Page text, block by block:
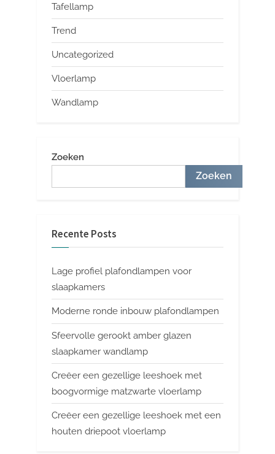
Tafellamp
Trend
Uncategorized
Vloerlamp
Wandlamp
Zoeken
Zoeken
Recente Posts
Lage profiel plafondlampen voor
slaapkamers
Moderne ronde inbouw plafondlampen
Sfeervolle gerookt amber glazen
slaapkamer wandlamp
Creëer een gezellige leeshoek met
boogvormige matzwarte vloerlamp
Creëer een gezellige leeshoek met een
houten driepoot vloerlamp